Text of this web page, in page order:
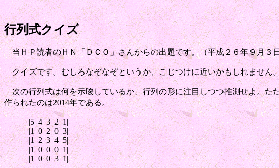
行列式クイズ
当ＨＰ読者のＨＮ「ＤＣＯ」さんからの出題です。（平成２６年９月３
クイズです。むしろなぞなぞというか、こじつけに近いかもしれません
次の行列式は何を示唆しているか、行列の形に注目しつつ推測せよ。た
作られたのは2014年である。
|5 4 3 2 1|
|1 0 2 0 3|
|1 2 3 4 5|
|1 0 0 0 1|
|1 0 0 3 1|